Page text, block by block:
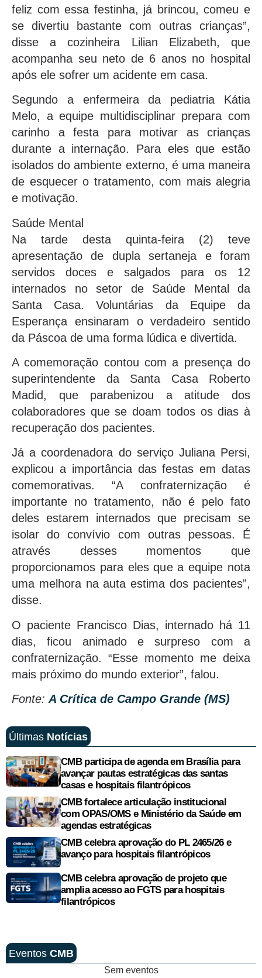
feliz com essa festinha, já brincou, comeu e
se divertiu bastante com outras crianças”,
disse a cozinheira Lilian Elizabeth, que
acompanha seu neto de 6 anos no hospital
após ele sofrer um acidente em casa.
Segundo a enfermeira da pediatria Kátia
Melo, a equipe multidisciplinar prepara com
carinho a festa para motivar as crianças
durante a internação. Para eles que estão
isolados do ambiente externo, é uma maneira
de esquecer o tratamento, com mais alegria
e motivação.
Saúde Mental
Na tarde desta quinta-feira (2) teve
apresentação de dupla sertaneja e foram
servidos doces e salgados para os 12
internados no setor de Saúde Mental da
Santa Casa. Voluntárias da Equipe da
Esperança ensinaram o verdadeiro sentido
da Páscoa de uma forma lúdica e divertida.
A comemoração contou com a presença do
superintendente da Santa Casa Roberto
Madid, que parabenizou a atitude dos
colaboradores que se doam todos os dias à
recuperação dos pacientes.
Já a coordenadora do serviço Juliana Persi,
explicou a importância das festas em datas
comemorativas. “A confraternização é
importante no tratamento, não é pelo fato
deles estarem internados que precisam se
isolar do convívio com outras pessoas. É
através desses momentos que
proporcionamos para eles que a equipe nota
uma melhora na auta estima dos pacientes”,
disse.
O paciente Francisco Dias, internado há 11
dias, ficou animado e surpreso com a
confraternização. “Esse momento me deixa
mais próximo do mundo exterior”, falou.
Fonte: A Crítica de Campo Grande (MS)
Últimas Notícias
CMB participa de agenda em Brasília para
avançar pautas estratégicas das santas
casas e hospitais filantrópicos
CMB fortalece articulação institucional
com OPAS/OMS e Ministério da Saúde em
agendas estratégicas
CMB celebra aprovação do PL 2465/26 e
avanço para hospitais filantrópicos
CMB celebra aprovação de projeto que
amplia acesso ao FGTS para hospitais
filantrópicos
Eventos CMB
Sem eventos